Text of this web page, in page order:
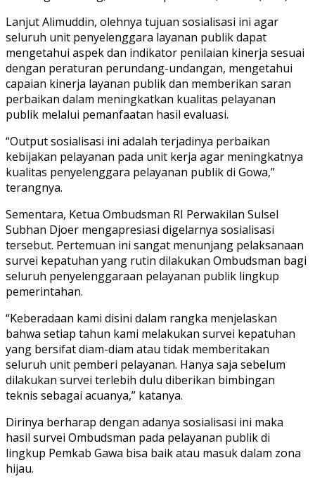
Lanjut Alimuddin, olehnya tujuan sosialisasi ini agar
seluruh unit penyelenggara layanan publik dapat
mengetahui aspek dan indikator penilaian kinerja sesuai
dengan peraturan perundang-undangan, mengetahui
capaian kinerja layanan publik dan memberikan saran
perbaikan dalam meningkatkan kualitas pelayanan
publik melalui pemanfaatan hasil evaluasi.
“Output sosialisasi ini adalah terjadinya perbaikan
kebijakan pelayanan pada unit kerja agar meningkatnya
kualitas penyelenggara pelayanan publik di Gowa,”
terangnya.
Sementara, Ketua Ombudsman RI Perwakilan Sulsel
Subhan Djoer mengapresiasi digelarnya sosialisasi
tersebut. Pertemuan ini sangat menunjang pelaksanaan
survei kepatuhan yang rutin dilakukan Ombudsman bagi
seluruh penyelenggaraan pelayanan publik lingkup
pemerintahan.
“Keberadaan kami disini dalam rangka menjelaskan
bahwa setiap tahun kami melakukan survei kepatuhan
yang bersifat diam-diam atau tidak memberitakan
seluruh unit pemberi pelayanan. Hanya saja sebelum
dilakukan survei terlebih dulu diberikan bimbingan
teknis sebagai acuanya,” katanya.
Dirinya berharap dengan adanya sosialisasi ini maka
hasil survei Ombudsman pada pelayanan publik di
lingkup Pemkab Gawa bisa baik atau masuk dalam zona
hijau.